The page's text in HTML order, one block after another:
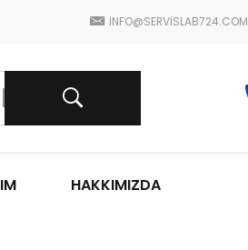
INFO@SERVISLAB724.COM
HAKKIMIZDA